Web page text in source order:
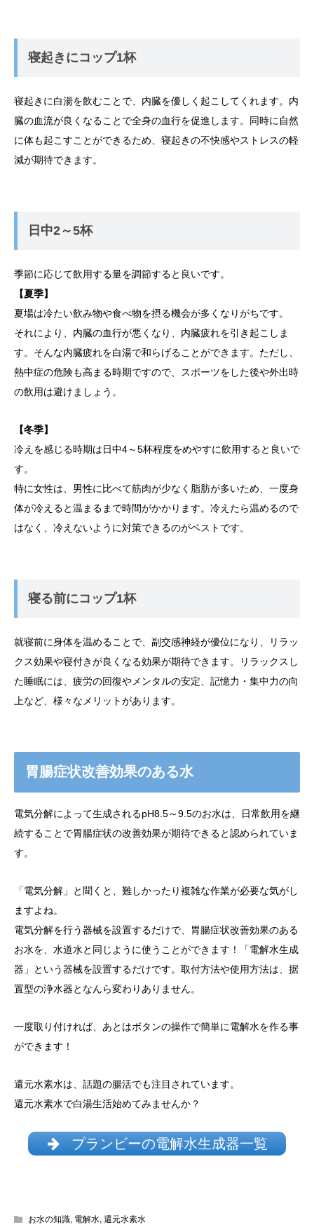
寝起きにコップ1杯
寝起きに白湯を飲むことで、内臓を優しく起こしてくれます。内
臓の血流が良くなることで全身の血行を促進します。同時に自然
に体も起こすことができるため、寝起きの不快感やストレスの軽
減が期待できます。
日中2～5杯
季節に応じて飲用する量を調節すると良いです。
【夏季】
夏場は冷たい飲み物や食べ物を摂る機会が多くなりがちです。
それにより、内臓の血行が悪くなり、内臓疲れを引き起こしま
す。そんな内臓疲れを白湯で和らげることができます。ただし、
熱中症の危険も高まる時期ですので、スポーツをした後や外出時
の飲用は避けましょう。
【冬季】
冷えを感じる時期は日中4～5杯程度をめやすに飲用すると良いで
す。
特に女性は、男性に比べて筋肉が少なく脂肪が多いため、一度身
体が冷えると温まるまで時間がかかります。冷えたら温めるので
はなく、冷えないように対策できるのがベストです。
寝る前にコップ1杯
就寝前に身体を温めることで、副交感神経が優位になり、リラッ
クス効果や寝付きが良くなる効果が期待できます。リラックスし
た睡眠には、疲労の回復やメンタルの安定、記憶力・集中力の向
上など、様々なメリットがあります。
胃腸症状改善効果のある水
電気分解によって生成されるpH8.5～9.5のお水は、日常飲用を継
続することで胃腸症状の改善効果が期待できると認められていま
す。
「電気分解」と聞くと、難しかったり複雑な作業が必要な気がし
ますよね。
電気分解を行う器械を設置するだけで、胃腸症状改善効果のある
お水を、水道水と同じように使うことができます！「電解水生成
器」という器械を設置するだけです。取付方法や使用方法は、据
置型の浄水器となんら変わりありません。
一度取り付ければ、あとはボタンの操作で簡単に電解水を作る事
ができます！
還元水素水は、話題の腸活でも注目されています。
還元水素水で白湯生活始めてみませんか？
プランビーの電解水生成器一覧
お水の知識 電解水 還元水素水